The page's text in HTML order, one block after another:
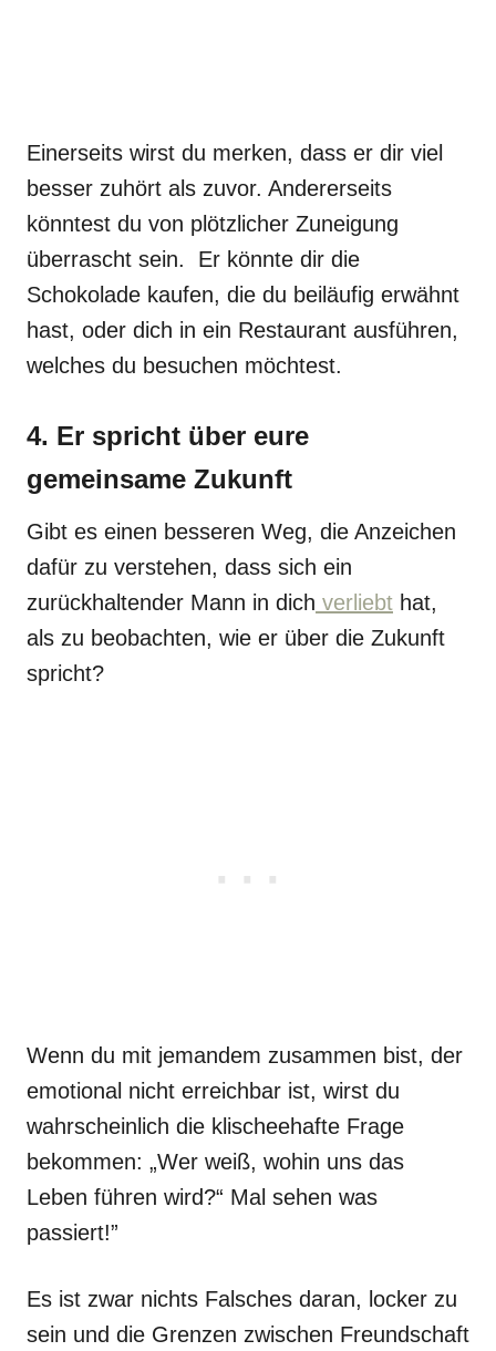
Einerseits wirst du merken, dass er dir viel
besser zuhört als zuvor. Andererseits
könntest du von plötzlicher Zuneigung
überrascht sein. Er könnte dir die
Schokolade kaufen, die du beiläufig erwähnt
hast, oder dich in ein Restaurant ausführen,
welches du besuchen möchtest.
4. Er spricht über eure
gemeinsame Zukunft
Gibt es einen besseren Weg, die Anzeichen
dafür zu verstehen, dass sich ein
zurückhaltender Mann in dich verliebt hat,
als zu beobachten, wie er über die Zukunft
spricht?
Wenn du mit jemandem zusammen bist, der
emotional nicht erreichbar ist, wirst du
wahrscheinlich die klischeehafte Frage
bekommen: „Wer weiß, wohin uns das
Leben führen wird?“ Mal sehen was
passiert!”
Es ist zwar nichts Falsches daran, locker zu
sein und die Grenzen zwischen Freundschaft